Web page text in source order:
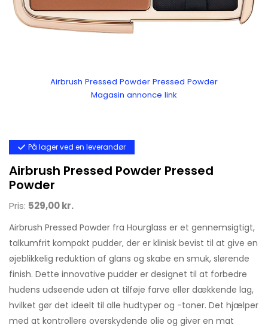
Airbrush Pressed Powder Pressed Powder
Magasin annonce link
På lager ved en leverandør
Airbrush Pressed Powder Pressed
Powder
Pris: 529,00 kr.
Airbrush Pressed Powder fra Hourglass er et gennemsigtigt,
talkumfrit kompakt pudder, der er klinisk bevist til at give en
øjeblikkelig reduktion af glans og skabe en smuk, slørende
finish. Dette innovative pudder er designet til at forbedre
hudens udseende uden at tilføje farve eller dækkende lag,
hvilket gør det ideelt til alle hudtyper og -toner. Det hjælper
med at kontrollere overskydende olie og giver en mat